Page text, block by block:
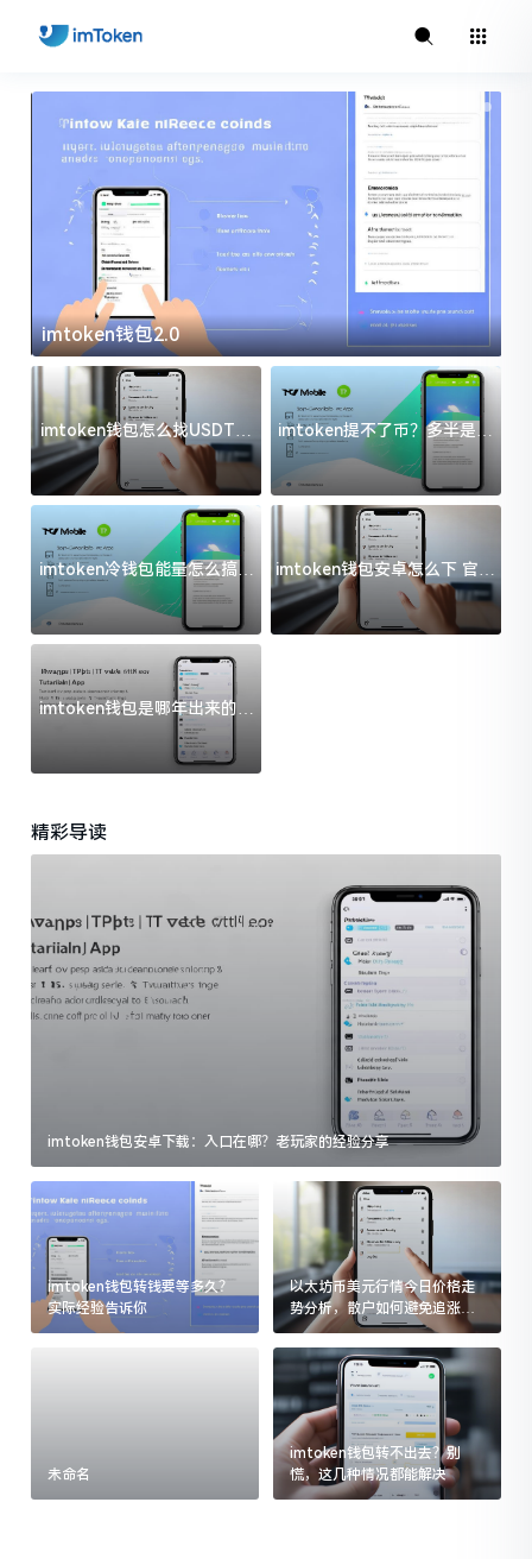
imtoken钱包2.0
imtoken钱包怎么找USDT地
址？三步搞定不踩坑
imtoken提不了币？多半是这
几件事没处理好
imtoken冷钱包能量怎么搞？
过来人告诉你门道
imtoken钱包安卓怎么下 官方
渠道避坑指南
imtoken钱包是哪年出来的？
一文给你说清楚
精彩导读
imtoken钱包安卓下载：入口在哪？老玩家的经验分享
imtoken钱包转钱要等多久？
实际经验告诉你
以太坊币美元行情今日价格走
势分析，散户如何避免追涨杀
跌被套牢
未命名
imtoken钱包转不出去？别
慌，这几种情况都能解决